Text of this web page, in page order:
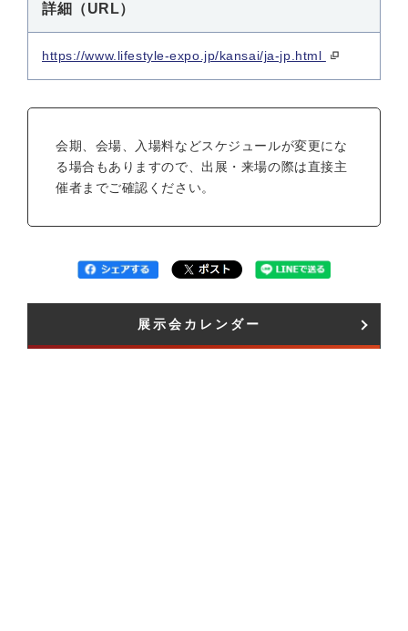
詳細（URL）
https://www.lifestyle-expo.jp/kansai/ja-jp.html
会期、会場、入場料などスケジュールが変更にな
る場合もありますので、出展・来場の際は直接主
催者までご確認ください。
展示会カレンダー​